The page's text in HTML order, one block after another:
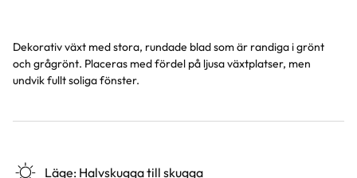
Dekorativ växt med stora, rundade blad som är randiga i grönt
och grågrönt. Placeras med fördel på ljusa växtplatser, men
undvik fullt soliga fönster.
Läge: Halvskugga till skugga